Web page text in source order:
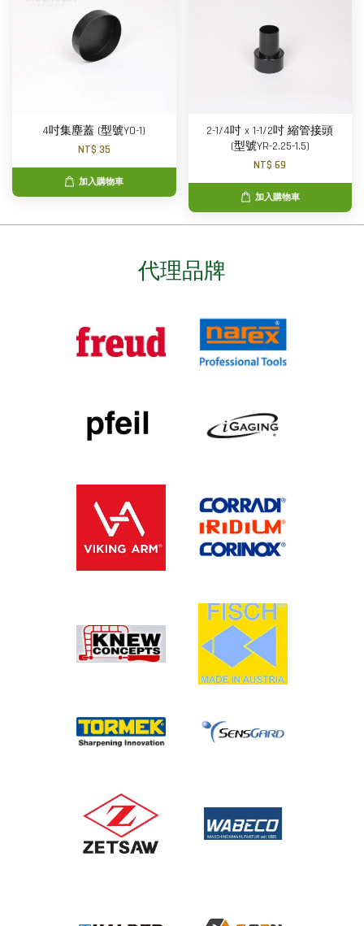
4吋集塵蓋 (型號YO-1)
NT$ 35
加入購物車
2-1/4吋 x 1-1/2吋 縮管接頭
(型號YR-2.25-1.5)
NT$ 69
加入購物車
代理品牌